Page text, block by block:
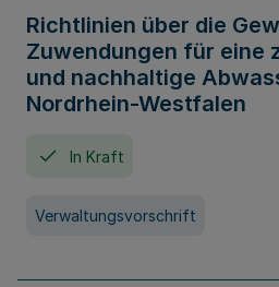
Richtlinien über die
Zuwendungen für eine
und nachhaltige
Nordrhein-Westfalen
In Kraft
Verwaltungsvorschrift